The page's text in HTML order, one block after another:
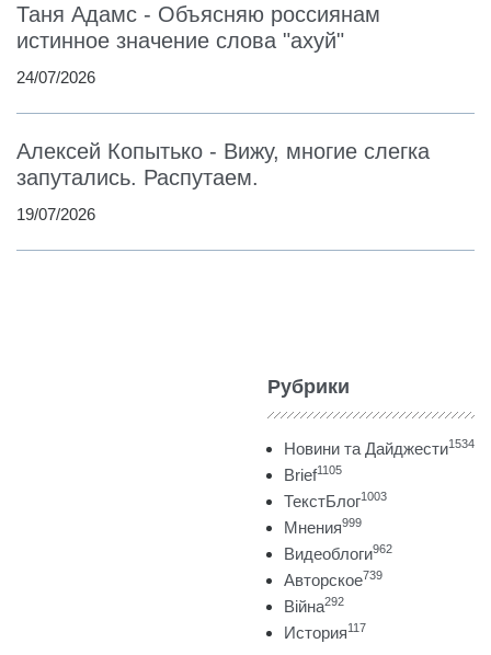
Таня Адамс - Объясняю россиянам
истинное значение слова "ахуй"
24/07/2026
Алексей Копытько - Вижу, многие слегка
запутались. Распутаем.
19/07/2026
Рубрики
Новини та Дайджести1534
Brief1105
ТекстБлог1003
Мнения999
Видеоблоги962
Авторское739
Війна292
История117